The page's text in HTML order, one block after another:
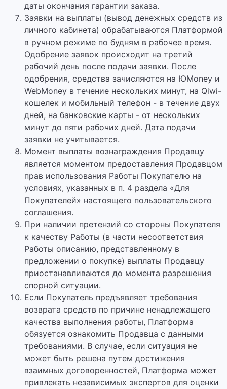
даты окончания гарантии заказа.
Заявки на выплаты (вывод денежных средств из
личного кабинета) обрабатываются Платформой
в ручном режиме по будням в рабочее время.
Одобрение заявок происходит на третий
рабочий день после подачи заявки. После
одобрения, средства зачисляются на ЮMoney и
WebMoney в течение нескольких минут, на Qiwi-
кошелек и мобильный телефон - в течение двух
дней, на банковские карты - от нескольких
минут до пяти рабочих дней. Дата подачи
заявки не учитывается.
Момент выплаты вознаграждения Продавцу
является моментом предоставления Продавцом
прав использования Работы Покупателю на
условиях, указанных в п. 4 раздела «Для
Покупателей» настоящего пользовательского
соглашения.
При наличии претензий со стороны Покупателя
к качеству Работы (в части несоответствия
Работы описанию, представленному в
предложении о покупке) выплаты Продавцу
приостанавливаются до момента разрешения
спорной ситуации.
Если Покупатель предъявляет требования
возврата средств по причине ненадлежащего
качества выполнения работы, Платформа
обязуется ознакомить Продавца с данными
требованиями. В случае, если ситуация не
может быть решена путем достижения
взаимных договоренностей, Платформа может
привлекать независимых экспертов для оценки